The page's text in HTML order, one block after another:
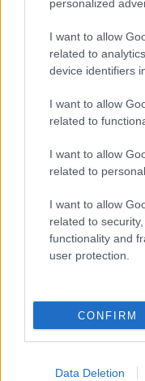
personalized
I want to allow
related to
device identifiers
I want to allow
related to
I want to allow
related to
I want to allow
related to
functionality and
user protection.
CONFIRM
Data Deletion